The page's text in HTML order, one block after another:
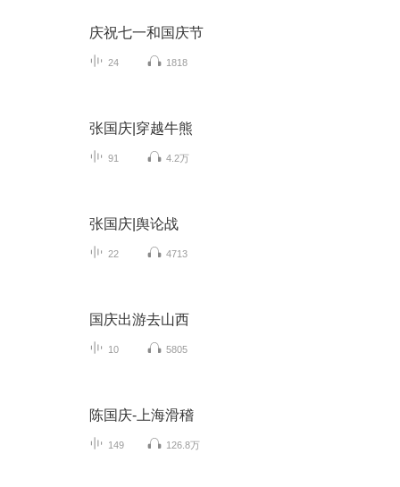
庆祝七一和国庆节
24 1818
张国庆|穿越牛熊
91 4.2万
张国庆|舆论战
22 4713
国庆出游去山西
10 5805
陈国庆-上海滑稽
149 126.8万